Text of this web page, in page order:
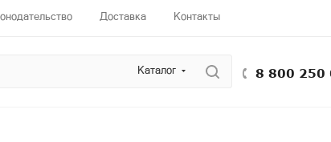
Доставка Контакты
Каталог 8 800 250